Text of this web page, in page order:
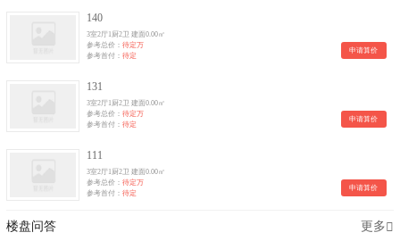
140
3室2厅1厨2卫 建面0.00㎡
参考总价：待定万
参考首付：待定
申请算价
131
3室2厅1厨2卫 建面0.00㎡
参考总价：待定万
参考首付：待定
申请算价
111
3室2厅1厨2卫 建面0.00㎡
参考总价：待定万
参考首付：待定
申请算价
楼盘问答 更多